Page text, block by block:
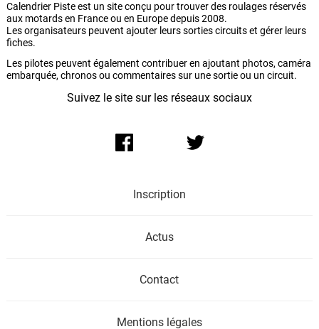
Calendrier Piste est un site conçu pour trouver des roulages réservés
aux motards en France ou en Europe depuis 2008.
Les organisateurs peuvent ajouter leurs sorties circuits et gérer leurs
fiches.
Les pilotes peuvent également contribuer en ajoutant photos, caméra
embarquée, chronos ou commentaires sur une sortie ou un circuit.
Suivez le site sur les réseaux sociaux
Inscription
Actus
Contact
Mentions légales